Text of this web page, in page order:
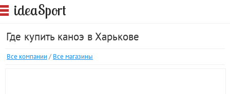
ideaSport
Где купить каноэ в Харькове
Все компании / Все магазины